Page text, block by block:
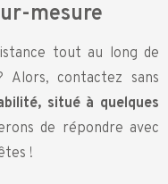
mesure
tout au long de
contactez sans
situé à quelques
de répondre avec
!